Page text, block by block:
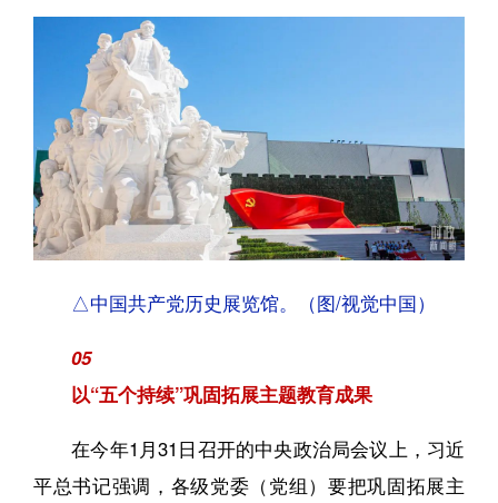
△中国共产党历史展览馆。（图/视觉中国）
05
以“五个持续”巩固拓展主题教育成果
在今年1月31日召开的中央政治局会议上，习近
平总书记强调，各级党委（党组）要把巩固拓展主